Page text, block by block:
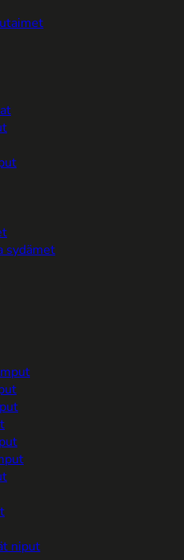
sydämet
niput